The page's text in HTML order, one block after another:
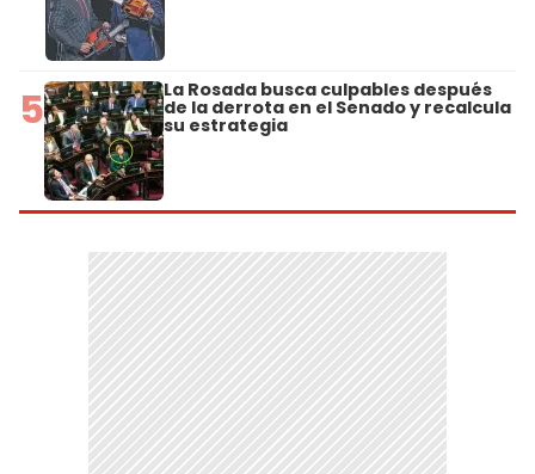
5 La Rosada busca culpables después
de la derrota en el Senado y recalcula
su estrategia